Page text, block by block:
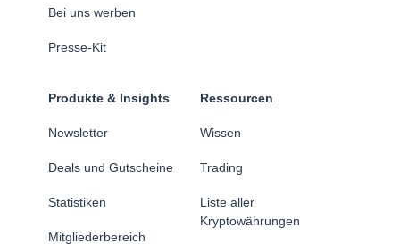
Bei uns werben
Presse-Kit
Produkte & Insights
Newsletter
Deals und Gutscheine
Statistiken
Mitgliederbereich
Ressourcen
Wissen
Trading
Liste aller
Kryptowährungen